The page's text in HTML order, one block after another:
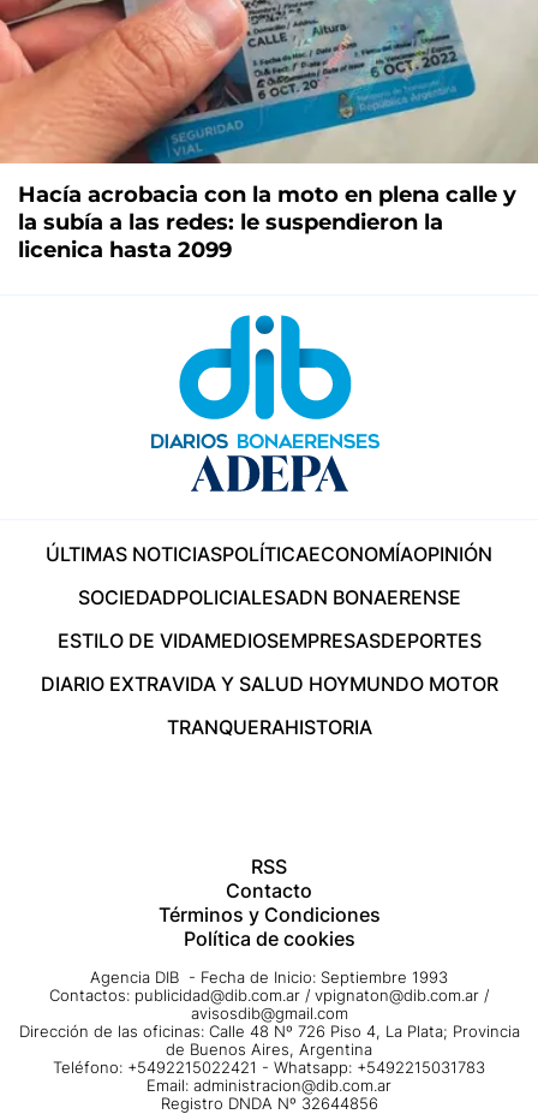
Hacía acrobacia con la moto en plena calle y
la subía a las redes: le suspendieron la
licenica hasta 2099
ÚLTIMAS NOTICIASPOLÍTICAECONOMÍAOPINIÓN
SOCIEDADPOLICIALESADN BONAERENSE
ESTILO DE VIDAMEDIOSEMPRESASDEPORTES
DIARIO EXTRAVIDA Y SALUD HOYMUNDO MOTOR
TRANQUERAHISTORIA
RSS
Contacto
Términos y Condiciones
Política de cookies
Agencia DIB - Fecha de Inicio: Septiembre 1993
Contactos: publicidad@dib.com.ar / vpignaton@dib.com.ar /
avisosdib@gmail.com
Dirección de las oficinas: Calle 48 Nº 726 Piso 4, La Plata; Provincia
de Buenos Aires, Argentina
Teléfono: +5492215022421 - Whatsapp: +5492215031783
Email: administracion@dib.com.ar
Registro DNDA Nº 32644856